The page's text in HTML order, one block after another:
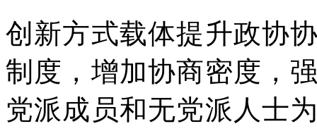
创新方式载体提升政协
制度，增加协商密度，
党派成员和无党派人士